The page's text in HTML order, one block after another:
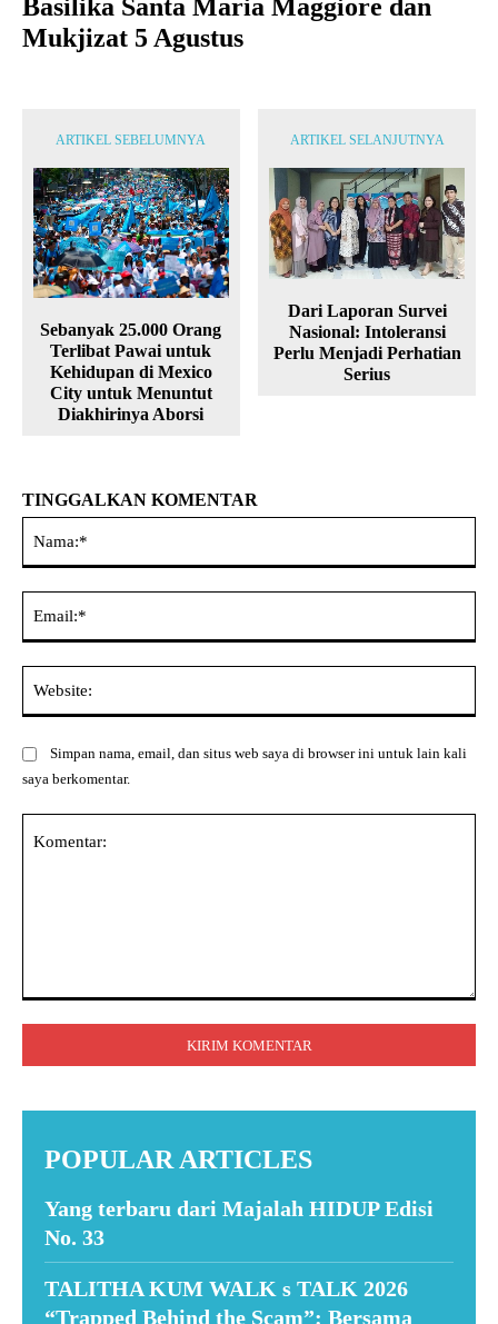
Basilika Santa Maria Maggiore dan
Mukjizat 5 Agustus
ARTIKEL SEBELUMNYA
Sebanyak 25.000 Orang
Terlibat Pawai untuk
Kehidupan di Mexico
City untuk Menuntut
Diakhirinya Aborsi
ARTIKEL SELANJUTNYA
Dari Laporan Survei
Nasional: Intoleransi
Perlu Menjadi Perhatian
Serius
TINGGALKAN KOMENTAR
Simpan nama, email, dan situs web saya di browser ini untuk lain kali
saya berkomentar.
POPULAR ARTICLES
Yang terbaru dari Majalah HIDUP Edisi
No. 33
TALITHA KUM WALK s TALK 2026
“Trapped Behind the Scam”: Bersama